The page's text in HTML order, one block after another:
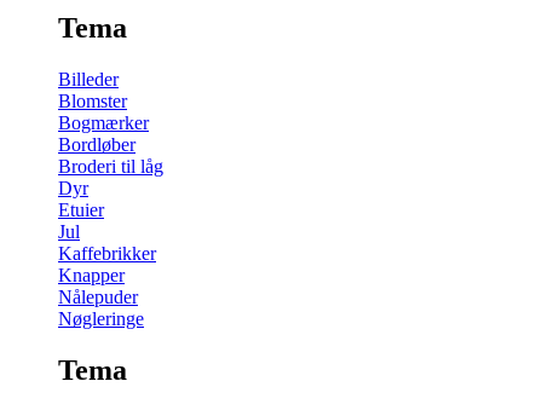
Tema
Billeder
Blomster
Bogmærker
Bordløber
Broderi til låg
Dyr
Etuier
Jul
Kaffebrikker
Knapper
Nålepuder
Nøgleringe
Tema